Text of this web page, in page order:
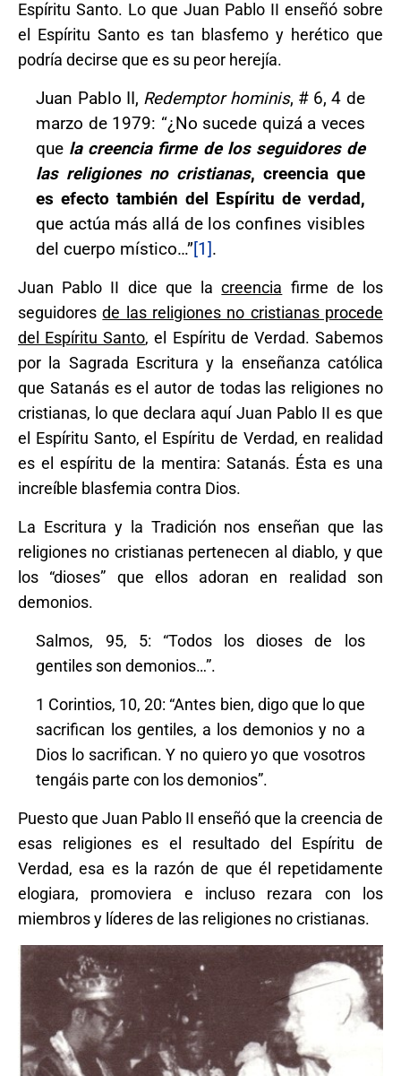
Espíritu Santo. Lo que Juan Pablo II enseñó sobre
el Espíritu Santo es tan blasfemo y herético que
podría decirse que es su peor herejía.
Juan Pablo II, Redemptor hominis, # 6, 4 de
marzo de 1979: “¿No sucede quizá a veces
que la creencia firme de los seguidores de
las religiones no cristianas, creencia que
es efecto también del Espíritu de verdad,
que actúa más allá de los confines visibles
del cuerpo místico…”[1].
Juan Pablo II dice que lacreencia firme de los
seguidoresde las religiones no cristianas procede
del Espíritu Santo, el Espíritu de Verdad. Sabemos
por la Sagrada Escritura y la enseñanza católica
que Satanás es el autor de todas las religiones no
cristianas, lo que declara aquí Juan Pablo II es que
el Espíritu Santo, el Espíritu de Verdad, en realidad
es el espíritu de la mentira: Satanás. Ésta es una
increíble blasfemia contra Dios.
La Escritura y la Tradición nos enseñan que las
religiones no cristianas pertenecen al diablo, y que
los “dioses” que ellos adoran en realidad son
demonios.
Salmos, 95, 5: “Todos los dioses de los
gentiles son demonios…”.
1 Corintios, 10, 20: “Antes bien, digo que lo que
sacrifican los gentiles, a los demonios y no a
Dios lo sacrifican. Y no quiero yo que vosotros
tengáis parte con los demonios”.
Puesto que Juan Pablo II enseñó que la creencia de
esas religiones es el resultado del Espíritu de
Verdad, esa es la razón de que él repetidamente
elogiara, promoviera e incluso rezara con los
miembros y líderes de las religiones no cristianas.